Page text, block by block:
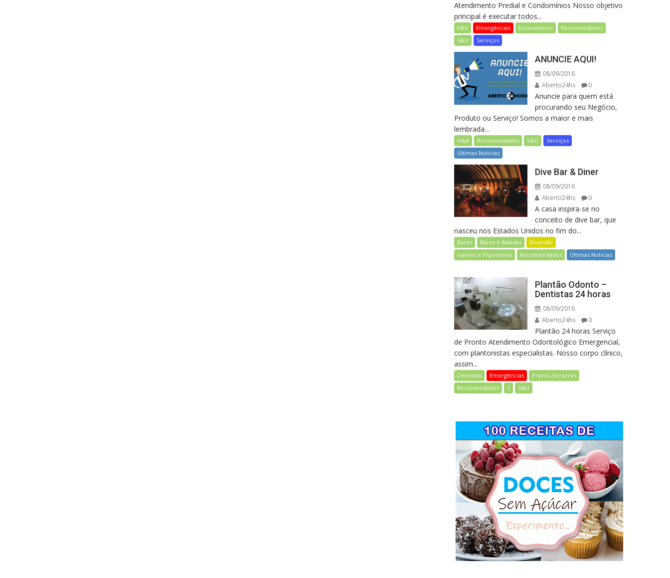
Atendimento Predial e Condomínios Nosso objetivo
principal é executar todos...
E&V Emergências Encanadores
Recomendados
S&U
Serviços
ANUNCIE AQUI!
08/09/2016
Aberto24hs
0
Anuncie para quem está
procurando seu Negócio,
Produto ou Serviço! Somos a maior e mais
lembrada...
H&A Recomendados S&U
Serviços
Últimas Notícias
Dive Bar & Diner
08/09/2016
Aberto24hs
0
A casa inspira-se no
conceito de dive bar, que
nasceu nos Estados Unidos no fim do...
Bares Bares e Baladas
Diversão
Games e Fliperamas
Recomendados Últimas Notícias
Plantão Odonto –
Dentistas 24 horas
08/09/2016
Aberto24hs
0
Plantão 24 horas Serviço
de Pronto Atendimento Odontológico Emergencial,
com plantonistas especialistas. Nosso corpo clínico,
assim...
Dentistas Emergências
Pronto-Socorros
Recomendados
S S&U